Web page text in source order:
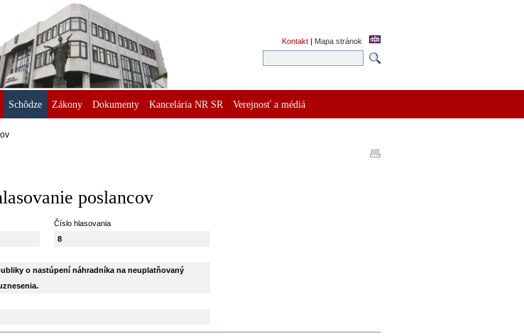
Kontakt | Mapa stránok
Schôdze Zákony Dokumenty Kancelária NR SR Verejnosť a médiá
poslancov
Číslo hlasovania
8
o nastúpení náhradníka na neuplatňovaný